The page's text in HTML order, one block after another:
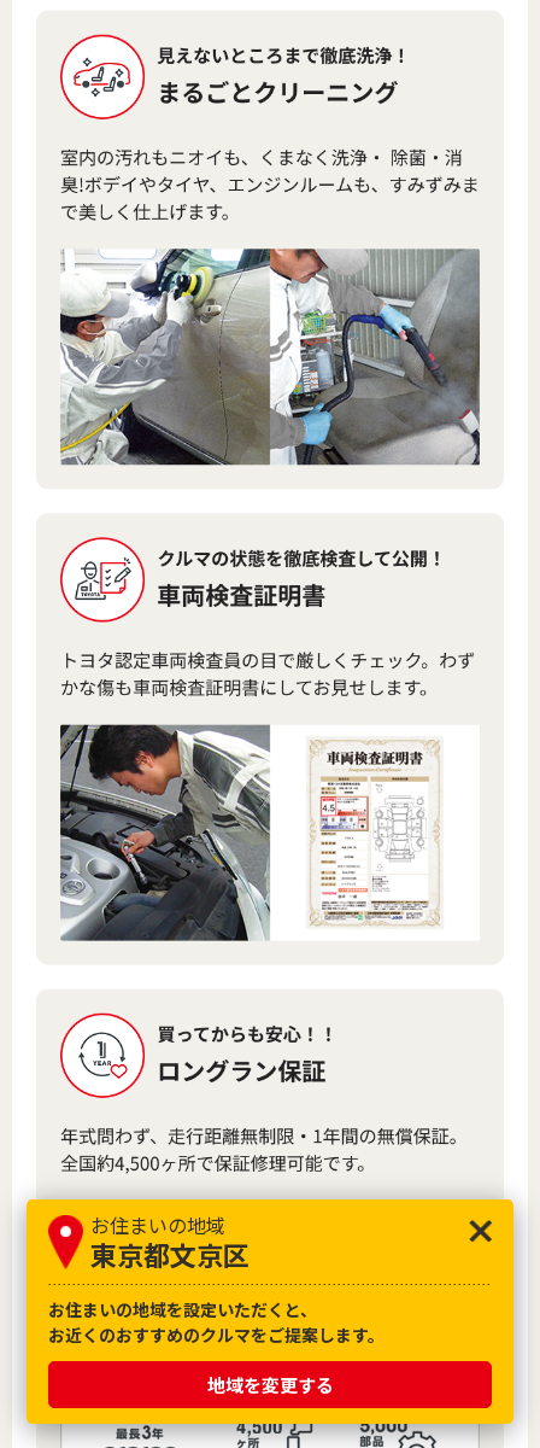
お住まいの地域
東京都文京区
お住まいの地域を設定いただくと、
お近くのおすすめのクルマをご提案します。
地域を変更する